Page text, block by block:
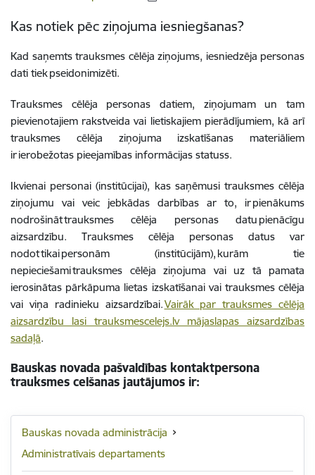
Kas notiek pēc ziņojuma iesniegšanas?
Kad saņemts trauksmes cēlēja ziņojums, iesniedzēja personas
dati tiek pseidonimizēti.
Trauksmes cēlēja personas datiem, ziņojumam un tam
pievienotajiem rakstveida vai lietiskajiem pierādījumiem, kā arī
trauksmes cēlēja ziņojuma izskatīšanas materiāliem
ir ierobežotas pieejamības informācijas statuss.
Ikvienai personai (institūcijai), kas saņēmusi trauksmes cēlēja
ziņojumu vai veic jebkādas darbības ar to, ir pienākums
nodrošināt trauksmes cēlēja personas datu pienācīgu
aizsardzību. Trauksmes cēlēja personas datus var
nodot tikai personām (institūcijām), kurām tie
nepieciešami trauksmes cēlēja ziņojuma vai uz tā pamata
ierosinātas pārkāpuma lietas izskatīšanai vai trauksmes cēlēja
vai viņa radinieku aizsardzībai.Vairāk par trauksmes cēlēja
aizsardzību lasi trauksmescelejs.lv mājaslapas aizsardzības
sadaļā.
Bauskas novada pašvaldības kontaktpersona
trauksmes celšanas jautājumos ir:
Bauskas novada administrācija
Administratīvais departaments